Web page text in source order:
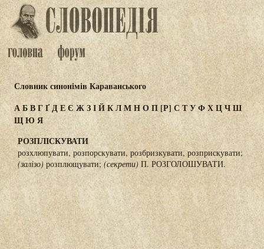
Словник синонімів Караванського
АБВГҐДЕЄ ЖЗІЙКЛМНОП[Р] С ТУФХЦЧШ
ЩЮ Я
РОЗПЛІСКУВАТИ
розхлюпувати, розпорскувати, розбризкувати, розприскувати;
(залізо) розплющувати; (секрети) П. РОЗГОЛОШУВАТИ.